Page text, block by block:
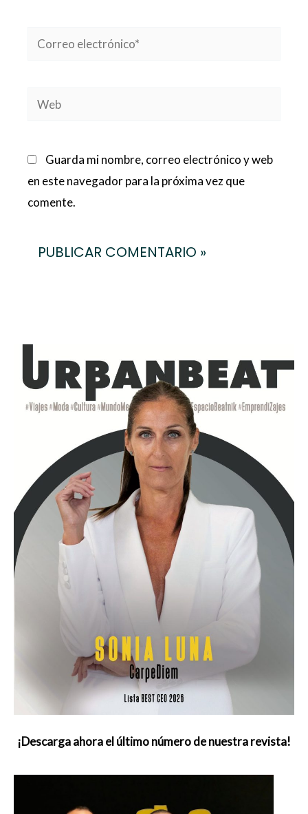
Correo
Web
Guarda mi nombre, correo electrónico y web
en este navegador para la próxima vez que
comente.
¡Descarga ahora el último número de nuestra revista!